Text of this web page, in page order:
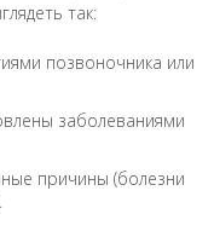
так:
позвоночника или
заболеваниями
причины (болезни